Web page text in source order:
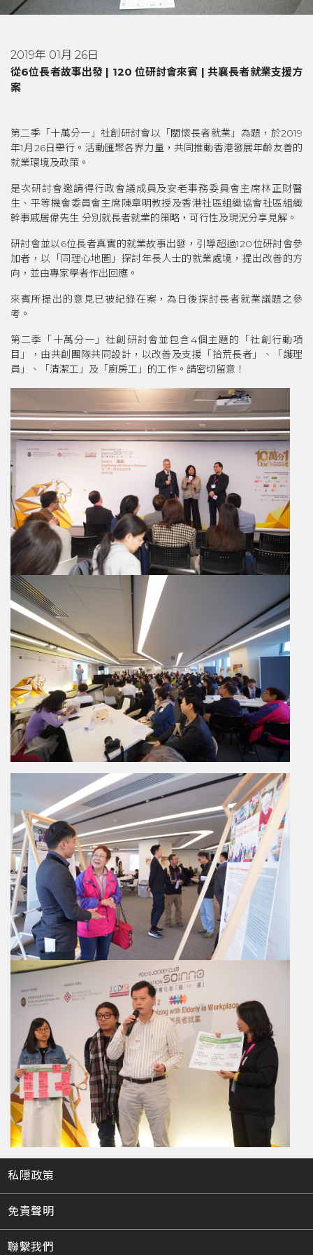
2019年 01月 26日
從6位長者故事出發 | 120 位研討會來賓 | 共襄長者就業支援方
案
第二季「十萬分一」社創研討會以「關懷長者就業」為題，於2019
年1月26日舉行。活動匯聚各界力量，共同推動香港發展年齡友善的
就業環境及政策。
是次研討會邀請得行政會議成員及安老事務委員會主席林正財醫
生、平等機會委員會主席陳章明教授及香港社區組織協會社區組織
幹事戚居偉先生 分別就長者就業的策略，可行性及現況分享見解。
研討會並以6位長者真實的就業故事出發，引導超過120位研討會參
加者，以「同理心地圖」探討年長人士的就業處境，提出改善的方
向，並由專家學者作出回應。
來賓所提出的意見已被紀錄在案，為日後探討長者就業議題之參
考。
第二季「十萬分一」社創研討會並包含4個主題的「社創行動項
目」，由共創團隊共同設計，以改善及支援「拾荒長者」、「護理
員」、「清潔工」及「廚房工」的工作。請密切留意！
私隱政策
免責聲明
聯繫我們